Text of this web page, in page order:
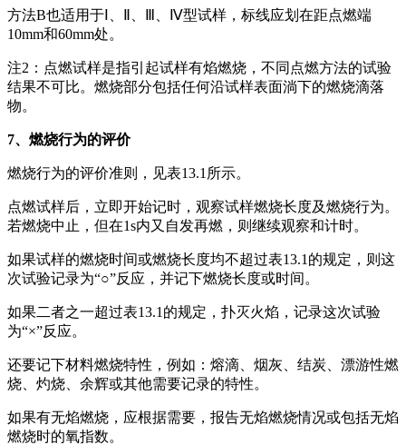
方法B也适用于Ⅰ、Ⅱ、Ⅲ、Ⅳ型试样，标线应划在距点燃端
10mm和60mm处。
注2：点燃试样是指引起试样有焰燃烧，不同点燃方法的试验
结果不可比。燃烧部分包括任何沿试样表面淌下的燃烧滴落
物。
7、燃烧行为的评价
燃烧行为的评价准则，见表13.1所示。
点燃试样后，立即开始记时，观察试样燃烧长度及燃烧行为。
若燃烧中止，但在1s内又自发再燃，则继续观察和计时。
如果试样的燃烧时间或燃烧长度均不超过表13.1的规定，则这
次试验记录为“○”反应，并记下燃烧长度或时间。
如果二者之一超过表13.1的规定，扑灭火焰，记录这次试验
为“×”反应。
还要记下材料燃烧特性，例如：熔滴、烟灰、结炭、漂游性燃
烧、灼烧、余辉或其他需要记录的特性。
如果有无焰燃烧，应根据需要，报告无焰燃烧情况或包括无焰
燃烧时的氧指数。